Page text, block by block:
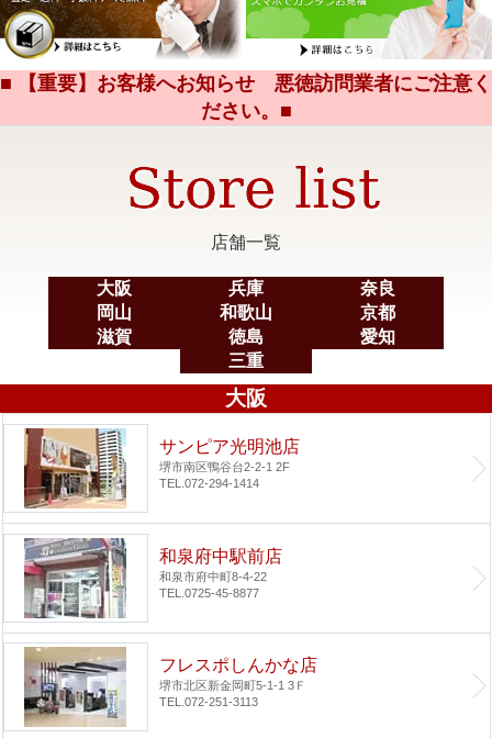
■ 【重要】お客様へお知らせ 悪徳訪問業者にご注意く
ださい。■
店舗一覧
大阪 兵庫
奈良
岡山
和歌山
京都
滋賀
徳島
愛知
三重
大阪
サンピア光明池店
堺市南区鴨谷台2-2-1 2F
TEL.072-294-1414
和泉府中駅前店
和泉市府中町8-4-22
TEL.0725-45-8877
フレスポしんかな店
堺市北区新金岡町5-1-1 3Ｆ
TEL.072-251-3113